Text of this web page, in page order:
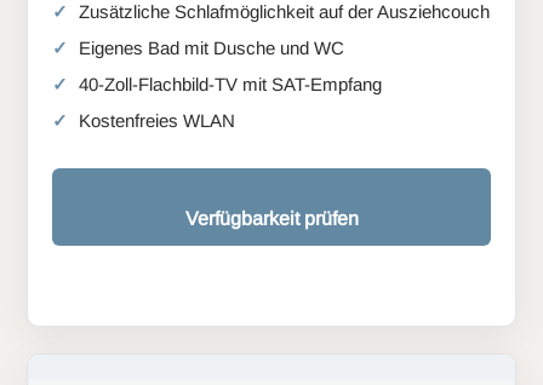
Zusätzliche Schlafmöglichkeit auf der Ausziehcouch
Eigenes Bad mit Dusche und WC
40-Zoll-Flachbild-TV mit SAT-Empfang
Kostenfreies WLAN
Verfügbarkeit prüfen